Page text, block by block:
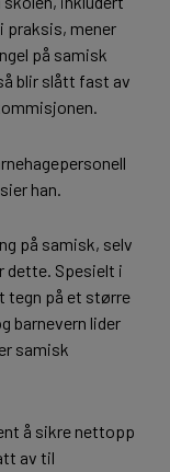
praksis, mener
på samisk
blir slått fast av
han.
på samisk, selv
dette. Spesielt i
tegn på et større
barnevern lider
samisk
å sikre nettopp
av til